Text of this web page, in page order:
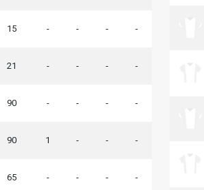
15 - - - -
21 - - - -
90 - - - -
90 1 - - -
65 - - - -